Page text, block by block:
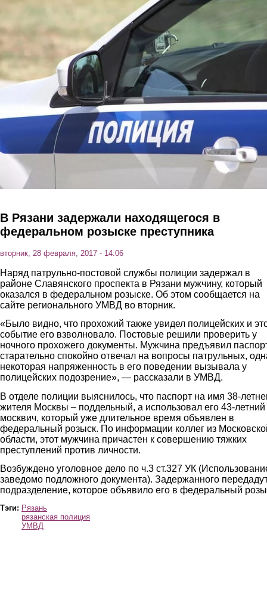
Перейти к основному содержанию
В Рязани задержали находящегося в
федеральном розыске преступника
вторник, 28 февраля, 2017 - 14:06
Наряд патрульно-постовой службы полиции задержал в
районе Славянского проспекта в Рязани мужчину, который
оказался в федеральном розыске. Об этом сообщается на
сайте регионального УМВД во вторник.
«Было видно, что прохожий также увидел полицейских и
событие его взволновало. Постовые решили проверить у
ночного прохожего документы. Мужчина предъявил
старательно спокойно отвечал на вопросы патрульных,
некоторая напряженность в его поведении вызывала у
полицейских подозрение», — рассказали в УМВД.
В отделе полиции выяснилось, что паспорт на имя 38-
жителя Москвы – поддельный, а использовал его 43-летний
москвич, который уже длительное время объявлен в
федеральный розыск. По информации коллег из
области, этот мужчина причастен к совершению тяжких
преступлений против личности.
Возбуждено уголовное дело по ч.3 ст.327 УК
заведомо подложного документа). Задержанного
подразделение, которое объявило его в федеральный
Тэги: Рязань
рязанская полиция
УМВД